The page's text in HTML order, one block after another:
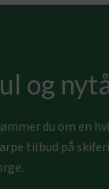
og
du om en
tilbud på